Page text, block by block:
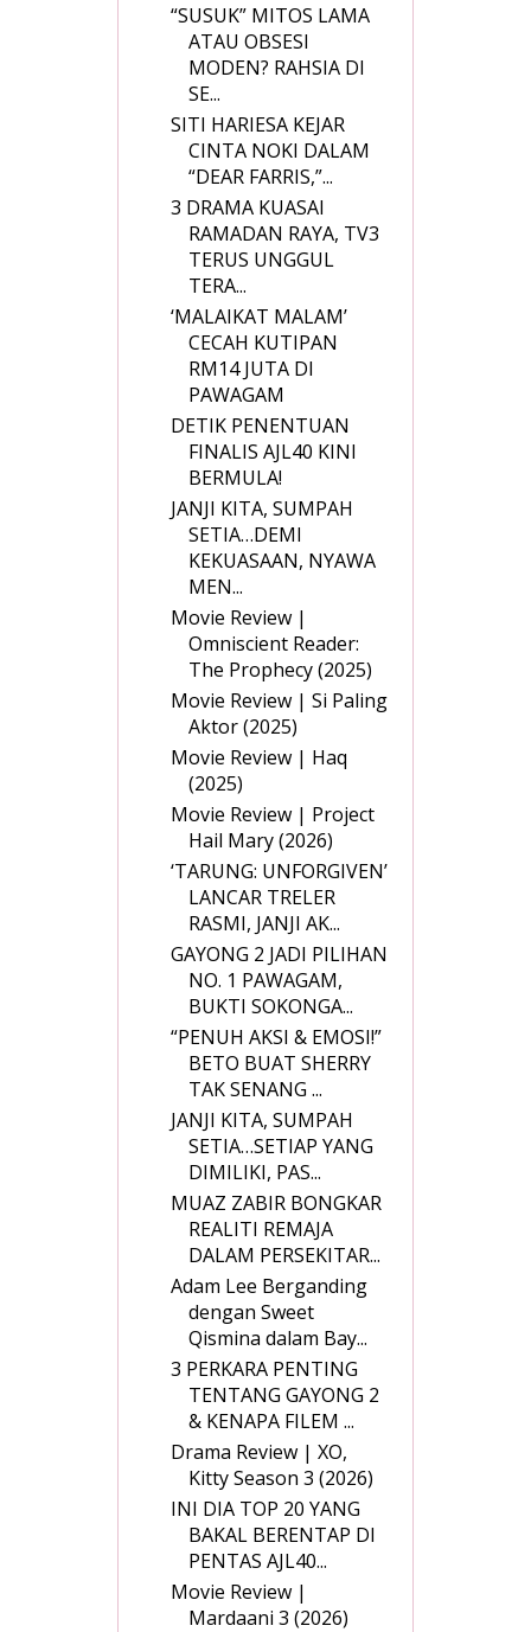
“SUSUK” MITOS LAMA
ATAU OBSESI
MODEN? RAHSIA DI
SE...
SITI HARIESA KEJAR
CINTA NOKI DALAM
“DEAR FARRIS,”...
3 DRAMA KUASAI
RAMADAN RAYA, TV3
TERUS UNGGUL
TERA...
‘MALAIKAT MALAM’
CECAH KUTIPAN
RM14 JUTA DI
PAWAGAM
DETIK PENENTUAN
FINALIS AJL40 KINI
BERMULA!
JANJI KITA, SUMPAH
SETIA…DEMI
KEKUASAAN, NYAWA
MEN...
Movie Review |
Omniscient Reader:
The Prophecy (2025)
Movie Review | Si Paling
Aktor (2025)
Movie Review | Haq
(2025)
Movie Review | Project
Hail Mary (2026)
‘TARUNG: UNFORGIVEN’
LANCAR TRELER
RASMI, JANJI AK...
GAYONG 2 JADI PILIHAN
NO. 1 PAWAGAM,
BUKTI SOKONGA...
“PENUH AKSI & EMOSI!”
BETO BUAT SHERRY
TAK SENANG ...
JANJI KITA, SUMPAH
SETIA…SETIAP YANG
DIMILIKI, PAS...
MUAZ ZABIR BONGKAR
REALITI REMAJA
DALAM PERSEKITAR...
Adam Lee Berganding
dengan Sweet
Qismina dalam Bay...
3 PERKARA PENTING
TENTANG GAYONG 2
& KENAPA FILEM ...
Drama Review | XO,
Kitty Season 3 (2026)
INI DIA TOP 20 YANG
BAKAL BERENTAP DI
PENTAS AJL40...
Movie Review |
Mardaani 3 (2026)